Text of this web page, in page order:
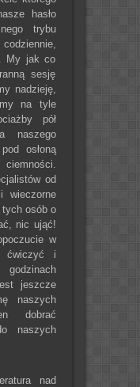
hasło
trybu
My jak co
sesję
nadzieję,
na tyle
pół
naszego
osłoną
od
wieczorne
tych osób o
nic ująć!
w
ćwiczyć i
jeszcze
naszych
dobrać
naszych
nad